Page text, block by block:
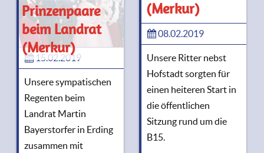
Prinzenpaare
beim Landrat
(Merkur)
15.02.2019
Unsere sympatischen
Regenten beim
Landrat Martin
Bayerstorfer in Erding
zusammen mit
(Merkur)
08.02.2019
Unsere Ritter nebst
Hofstadt sorgten für
einen heiteren Start in
die öffentlichen
Sitzung rund um die
B15.